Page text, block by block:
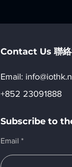
Contact Us 聯
Email:​
+852 23091888
Subscribe to
Email